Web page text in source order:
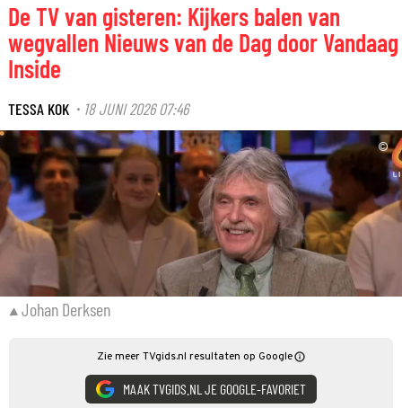
De TV van gisteren: Kijkers balen van
wegvallen Nieuws van de Dag door Vandaag
Inside
TESSA KOK · 18 JUNI 2026 07:46
©
Johan Derksen
Zie meer TVgids.nl resultaten op Google
MAAK TVGIDS.NL JE GOOGLE-FAVORIET